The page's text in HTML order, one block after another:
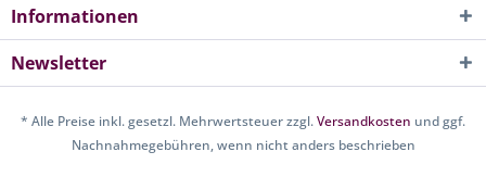
Informationen
Newsletter
* Alle Preise inkl. gesetzl. Mehrwertsteuer zzgl.Versandkosten und ggf.
Nachnahmegebühren, wenn nicht anders beschrieben